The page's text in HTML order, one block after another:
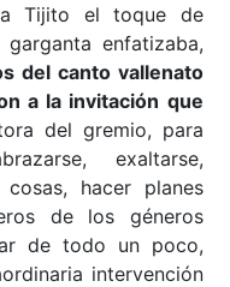
Tijito el toque de
enfatizaba,
del canto vallenato
a la invitación que
del gremio, para
exaltarse,
hacer planes
de los géneros
de todo un poco,
intervención